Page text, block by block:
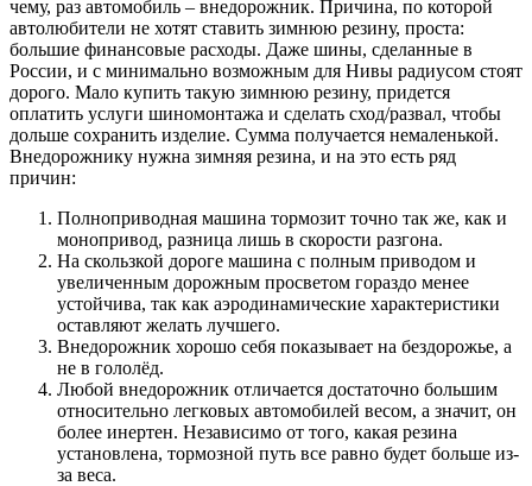
чему, раз автомобиль – внедорожник. Причина, по которой
автолюбители не хотят ставить зимнюю резину, проста:
большие финансовые расходы. Даже шины, сделанные в
России, и с минимально возможным для Нивы радиусом стоят
дорого. Мало купить такую зимнюю резину, придется
оплатить услуги шиномонтажа и сделать сход/развал, чтобы
дольше сохранить изделие. Сумма получается немаленькой.
Внедорожнику нужна зимняя резина, и на это есть ряд
причин:
Полноприводная машина тормозит точно так же, как и
монопривод, разница лишь в скорости разгона.
На скользкой дороге машина с полным приводом и
увеличенным дорожным просветом гораздо менее
устойчива, так как аэродинамические характеристики
оставляют желать лучшего.
Внедорожник хорошо себя показывает на бездорожье, а
не в гололёд.
Любой внедорожник отличается достаточно большим
относительно легковых автомобилей весом, а значит, он
более инертен. Независимо от того, какая резина
установлена, тормозной путь все равно будет больше из-
за веса.